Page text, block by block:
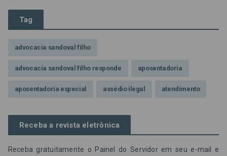
Tag
advocacia sandoval filho
advocacia sandoval filho responde aposentadoria
aposentadoria especial assédio ilegal atendimento
credores prioritários Dia do Servidor Público
Receba a revista eletrônica
Receba gratuitamente o Painel do Servidor em seu e-mail e